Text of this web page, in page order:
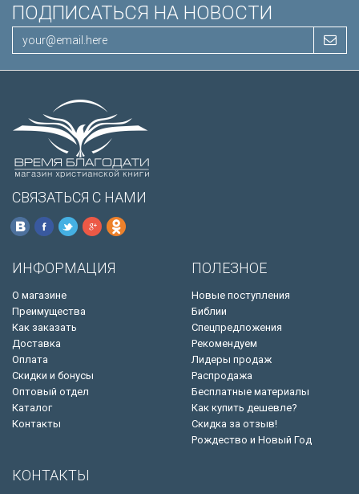
ПОДПИСАТЬСЯ НА НОВОСТИ
СВЯЗАТЬСЯ С НАМИ
ИНФОРМАЦИЯ
О магазине
Преимущества
Как заказать
Доставка
Оплата
Скидки и бонусы
Оптовый отдел
Каталог
Контакты
ПОЛЕЗНОЕ
Новые поступления
Библии
Спецпредложения
Рекомендуем
Лидеры продаж
Распродажа
Бесплатные материалы
Как купить дешевле?
Скидка за отзыв!
Рождество и Новый Год
КОНТАКТЫ